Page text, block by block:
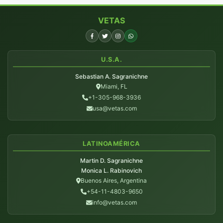
VETAS
U.S.A.
Sebastian A. Sagranichne
Miami, FL
+1-305-968-3936
usa@vetas.com
LATINOAMÉRICA
Martin D. Sagranichne
Monica L. Rabinovich
Buenos Aires, Argentina
+54-11-4803-9650
info@vetas.com